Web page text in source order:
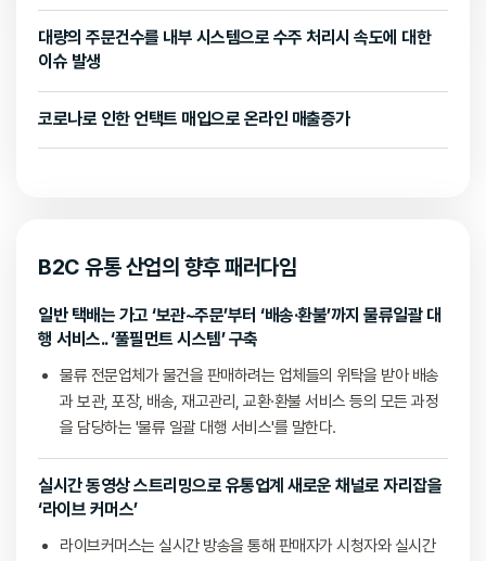
대량의 주문건수를 내부 시스템으로 수주 처리시 속도에 대한
이슈 발생
코로나로 인한 언택트 매입으로 온라인 매출증가
B2C 유통 산업의 향후 패러다임
일반 택배는 가고 ‘보관~주문’부터 ‘배송·환불’까지 물류일괄 대
행 서비스.. ‘풀필먼트 시스템’ 구축
물류 전문업체가 물건을 판매하려는 업체들의 위탁을 받아 배송
과 보관, 포장, 배송, 재고관리, 교환·환불 서비스 등의 모든 과정
을 담당하는 '물류 일괄 대행 서비스'를 말한다.
실시간 동영상 스트리밍으로 유통업계 새로운 채널로 자리잡을
‘라이브 커머스’
라이브커머스는 실시간 방송을 통해 판매자가 시청자와 실시간